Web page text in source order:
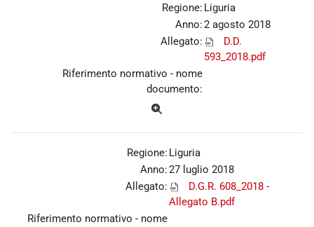
Regione: Liguria
Anno:2 agosto 2018
Allegato:
D.D.
593_2018.pdf
Riferimento normativo - nome
documento:
Regione: Liguria
Anno:27 luglio 2018
Allegato:
D.G.R. 608_2018 -
Allegato B.pdf
Riferimento normativo - nome